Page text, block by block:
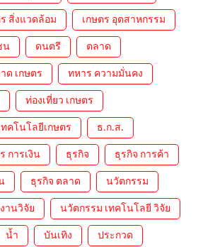
สิ่งแวดล้อม เกษตร อุตสาหกรรม
น ดนตรี ตลาด
ด เกษตร ทหาร ความมั่นคง
ท่องเที่ยว เกษตร
ทคโนโลยีเกษตร ธ.ก.ส.
การเงิน ธุรกิจ ธุรกิจ การค้า
ธุรกิจ ตลาด นวัตกรรม
านวิจัย นวัตกรรม เทคโนโลยี วิจัย
น้ำ บันเทิง ประกวด